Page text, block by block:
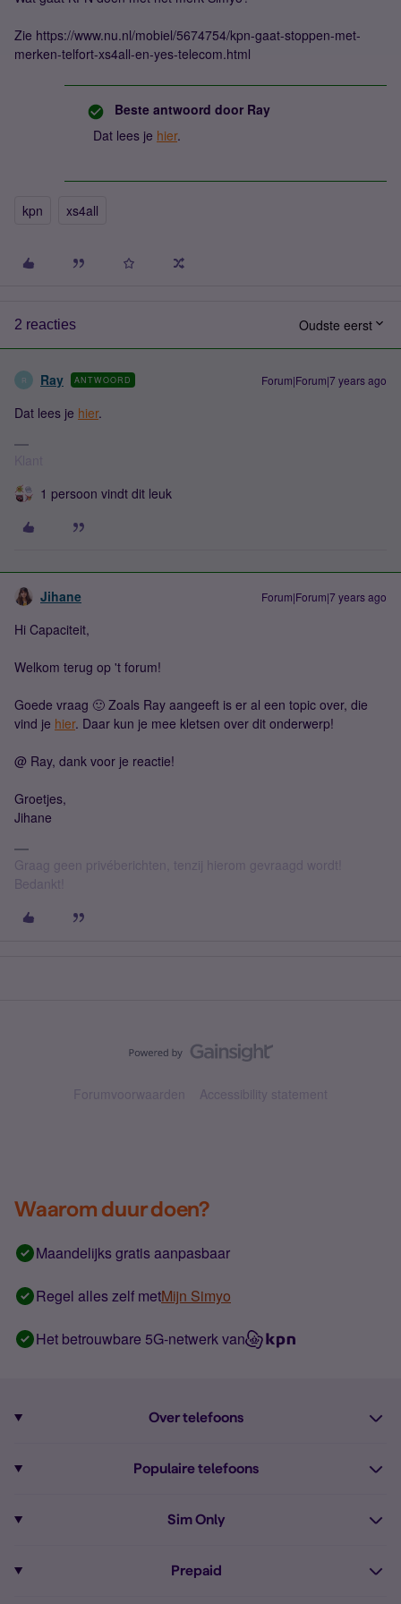
Zie https://www.nu.nl/mobiel/5674754/kpn-gaat-stoppen-met-
merken-telfort-xs4all-en-yes-telecom.html
Beste antwoord door Ray
Dat lees je hier.
kpn xs4all
2 reacties Oudste eerst
R Ray ANTWOORD Forum|Forum|7 years ago
Dat lees je hier.
1 persoon vindt dit leuk
Jihane Forum|Forum|7 years ago
Hi Capaciteit,
Welkom terug op 't forum!
Goede vraag 🙂 Zoals Ray aangeeft is er al een topic over, die
vind je hier. Daar kun je mee kletsen over dit onderwerp!
@ Ray, dank voor je reactie!
Groetjes,
Jihane
Graag geen privéberichten, tenzij hierom gevraagd wordt!
Bedankt!
Forumvoorwaarden Accessibility statement
Waarom duur doen?
Maandelijks gratis aanpasbaar
Regel alles zelf metMijn Simyo
Het betrouwbare 5G-netwerk van
Over telefoons
Alle telefoons
Populaire telefoons
iPhone 16
Sim Only
Prepaid